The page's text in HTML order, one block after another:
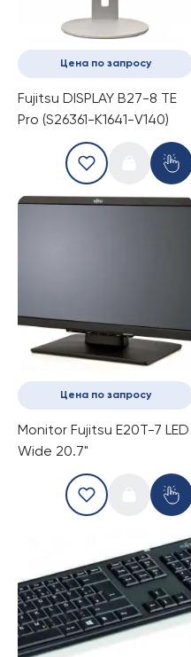
Цена по запросу
Fujitsu DISPLAY B27-8 TE
Pro (S26361-K1641-V140)
Цена по запросу
Monitor Fujitsu E20T-7 LED
Wide 20.7"